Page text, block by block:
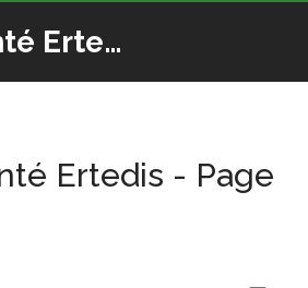
Espace Santé Ertedis
Ertedis - Page